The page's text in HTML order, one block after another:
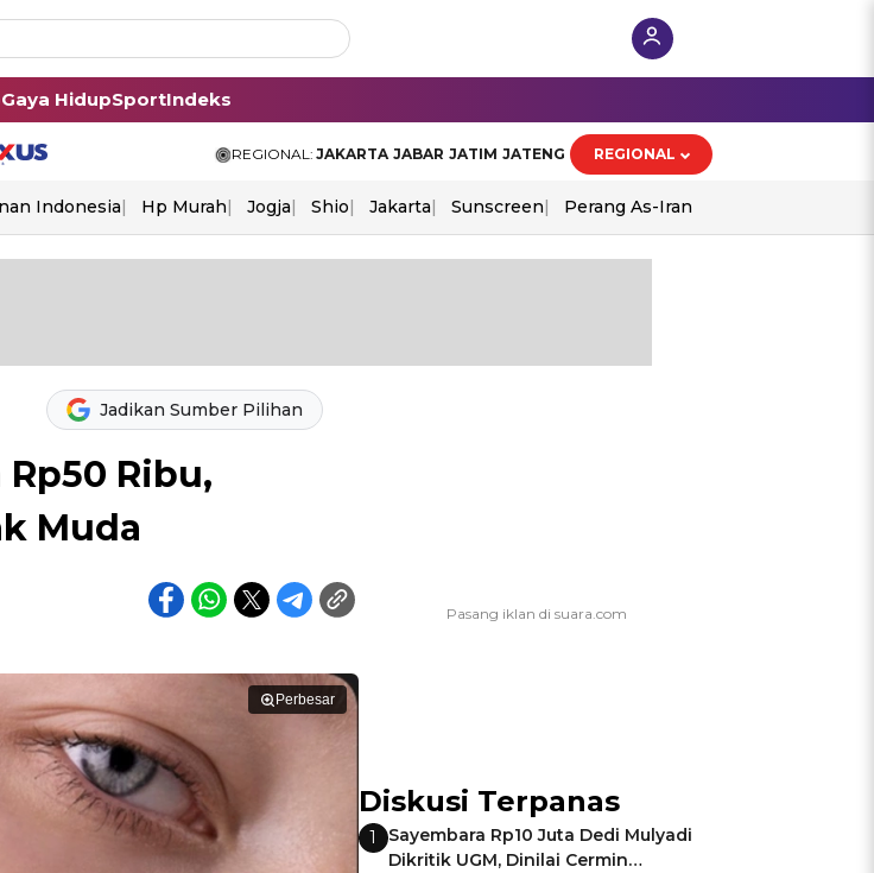
Gaya HidupSportIndeks
REGIONAL: JAKARTA JABAR JATIM JATENG REGIONAL
Indonesia Hp Murah Jogja Shio Jakarta Sunscreen Perang As-Iran
Jadikan Sumber Pilihan
Ribu,
Muda
Perbesar
Diskusi Terpanas
1
Sayembara Rp10 Juta Dedi Mulyadi
Dikritik UGM, Dinilai Cermin